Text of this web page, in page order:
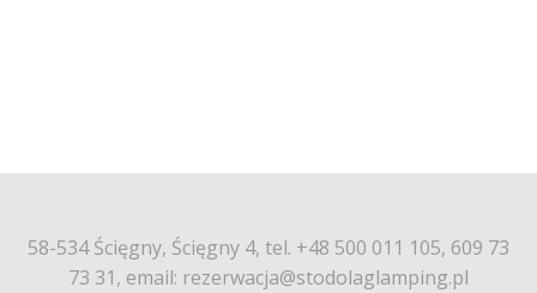
58-534 Ścięgny, Ścięgny 4, tel. +48 500 011 105, 609 73
73 31, email: rezerwacja@stodolaglamping.pl